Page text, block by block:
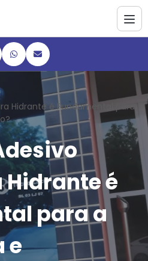
Hidrante é Fundamental para
Hidrante é
para a
e